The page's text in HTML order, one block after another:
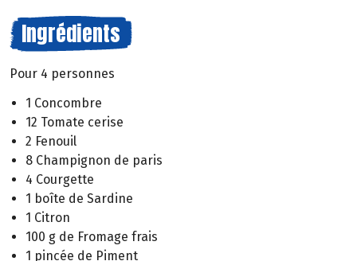
Ingrédients
Pour 4 personnes
1 Concombre
12 Tomate cerise
2 Fenouil
8 Champignon de paris
4 Courgette
1 boîte de Sardine
1 Citron
100 g de Fromage frais
1 pincée de Piment